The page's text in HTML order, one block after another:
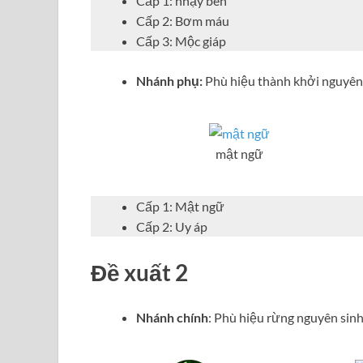
Cấp 2: Bơm máu
Cấp 3: Mộc giáp
Nhánh phụ: Phù hiệu thành khởi nguyên
mật ngữ
Cấp 1: Mật ngữ
Cấp 2: Uy áp
Đề xuất 2
Nhánh chính: Phù hiệu rừng nguyên sinh